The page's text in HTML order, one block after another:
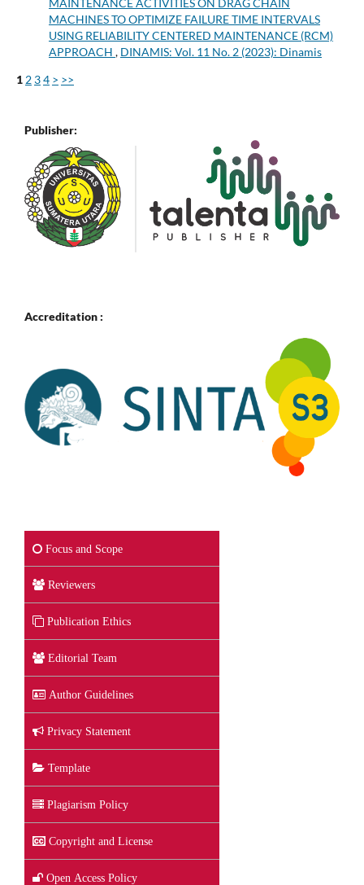
MACHINES TO OPTIMIZE FAILURE TIME INTERVALS
USING RELIABILITY CENTERED MAINTENANCE (RCM)
APPROACH , DINAMIS: Vol. 11 No. 2 (2023): Dinamis
1 2 34 > >>
Publisher:
Accreditation :
Focus and Scope
Reviewers
Publication Ethics
Editorial Team
Author Guidelines
Privacy Statement
Template
Plagiarism Policy
Copyright and License
Open Access Policy